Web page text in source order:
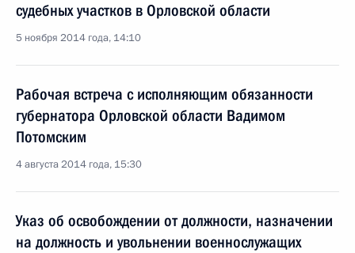
судебных участков в Орловской области
5 ноября 2014 года, 14:10
Рабочая встреча с исполняющим обязанности
губернатора Орловской области Вадимом
Потомским
4 августа 2014 года, 15:30
Указ об освобождении от должности, назначении
на должность и увольнении военнослужащих